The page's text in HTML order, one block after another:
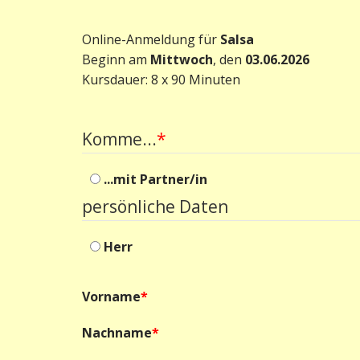
Online-Anmeldung für Salsa
Beginn am Mittwoch, den 03.06.2026
Kursdauer: 8 x 90 Minuten
Komme...*
...mit Partner/in
persönliche Daten
Herr
Vorname*
Nachname*